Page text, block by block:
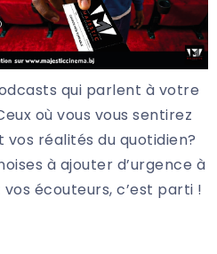
qui parlent à votre
où vous vous sentirez
réalités du quotidien?
à ajouter d’urgence à
écouteurs, c’est parti !